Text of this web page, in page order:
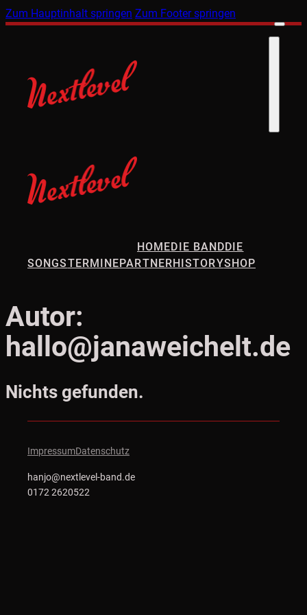
Zum Hauptinhalt springen Zum Footer springen
HOMEDIE BANDDIE
SONGSTERMINEPARTNERHISTORYSHOP
Autor:
hallo@janaweichelt.de
Nichts gefunden.
ImpressumDatenschutz
hanjo@nextlevel-band.de
0172 2620522